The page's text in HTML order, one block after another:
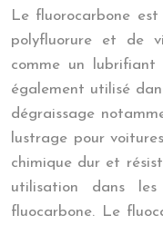
Le fluorocarbone
polyfluorure et de
comme un
également utilisé
dégraissage
lustrage pour
chimique dur et
utilisation dans
fluocarbone. Le